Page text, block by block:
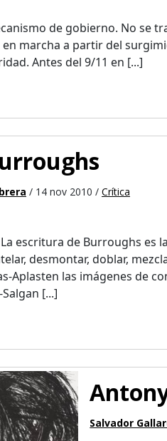
de gobierno. No se
marcha a partir del
Antes del 9/11 en [...]
/ 14 nov 2010 / Crítica
escritura de Burroughs es
desmontar, doblar,
Aplasten las imágenes de
[...]
Salvador